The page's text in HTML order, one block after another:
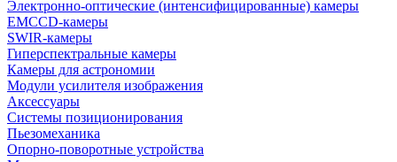
Электронно-оптические (интенсифицированные) камеры
EMCCD-камеры
SWIR-камеры
Гиперспектральные камеры
Камеры для астрономии
Модули усилителя изображения
Аксессуары
Системы позиционирования
Пьезомеханика
Опорно-поворотные устройства